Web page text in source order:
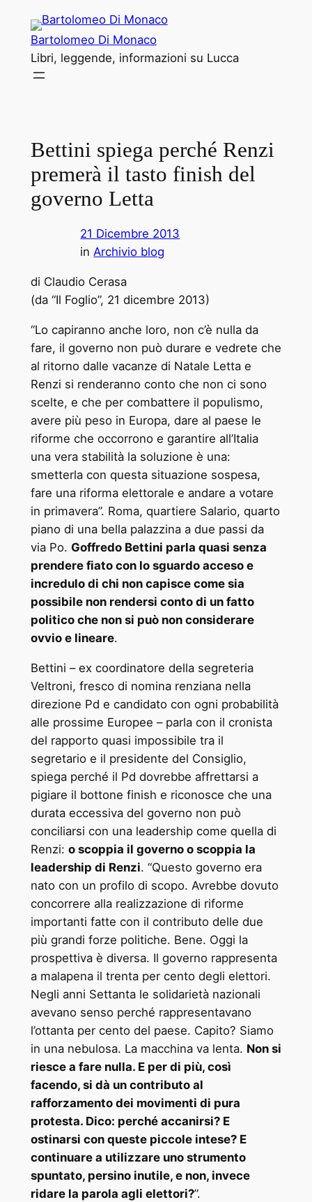
contenuto
Bartolomeo Di Monaco
Libri, leggende, informazioni su Lucca
Bettini spiega perché Renzi
premerà il tasto finish del
governo Letta
21 Dicembre 2013
inArchivio blog
di Claudio Cerasa
(da “Il Foglio”, 21 dicembre 2013)
“Lo capiranno anche loro, non c’è nulla da
fare, il governo non può durare e vedrete che
al ritorno dalle vacanze di Natale Letta e
Renzi si renderanno conto che non ci sono
scelte, e che per combattere il populismo,
avere più peso in Europa, dare al paese le
riforme che occorrono e garantire all’Italia
una vera stabilità la soluzione è una:
smetterla con questa situazione sospesa,
fare una riforma elettorale e andare a votare
in primavera”. Roma, quartiere Salario, quarto
piano di una bella palazzina a due passi da
via Po. Goffredo Bettini parla quasi senza
prendere fiato con lo sguardo acceso e
incredulo di chi non capisce come sia
possibile non rendersi conto di un fatto
politico che non si può non considerare
ovvio e lineare.
Bettini – ex coordinatore della segreteria
Veltroni, fresco di nomina renziana nella
direzione Pd e candidato con ogni probabilità
alle prossime Europee – parla con il cronista
del rapporto quasi impossibile tra il
segretario e il presidente del Consiglio,
spiega perché il Pd dovrebbe affrettarsi a
pigiare il bottone finish e riconosce che una
durata eccessiva del governo non può
conciliarsi con una leadership come quella di
Renzi: o scoppia il governo o scoppia la
leadership di Renzi. “Questo governo era
nato con un profilo di scopo. Avrebbe dovuto
concorrere alla realizzazione di riforme
importanti fatte con il contributo delle due
più grandi forze politiche. Bene. Oggi la
prospettiva è diversa. Il governo rappresenta
a malapena il trenta per cento degli elettori.
Negli anni Settanta le solidarietà nazionali
avevano senso perché rappresentavano
l’ottanta per cento del paese. Capito? Siamo
in una nebulosa. La macchina va lenta. Non si
riesce a fare nulla. E per di più, così
facendo, si dà un contributo al
rafforzamento dei movimenti di pura
protesta. Dico: perché accanirsi? E
ostinarsi con queste piccole intese? E
continuare a utilizzare uno strumento
spuntato, persino inutile, e non, invece
ridare la parola agli elettori?”.